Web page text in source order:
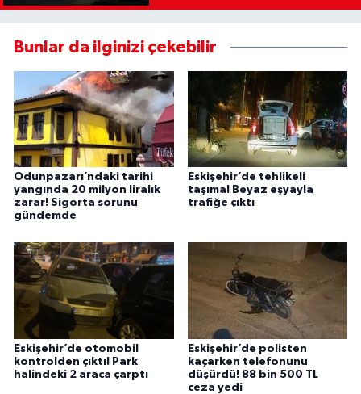
Bunlar da ilginizi çekebilir
Odunpazarı’ndaki tarihi
yangında 20 milyon liralık
zarar! Sigorta sorunu
gündemde
Eskişehir’de tehlikeli
taşıma! Beyaz eşyayla
trafiğe çıktı
Eskişehir’de otomobil
kontrolden çıktı! Park
halindeki 2 araca çarptı
Eskişehir’de polisten
kaçarken telefonunu
düşürdü! 88 bin 500 TL
ceza yedi